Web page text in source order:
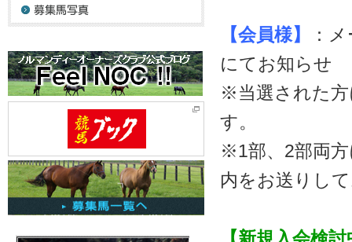
【会員様】
：
にてお知らせ
※当選された方
す。
※1部、2部両
内をお送りし